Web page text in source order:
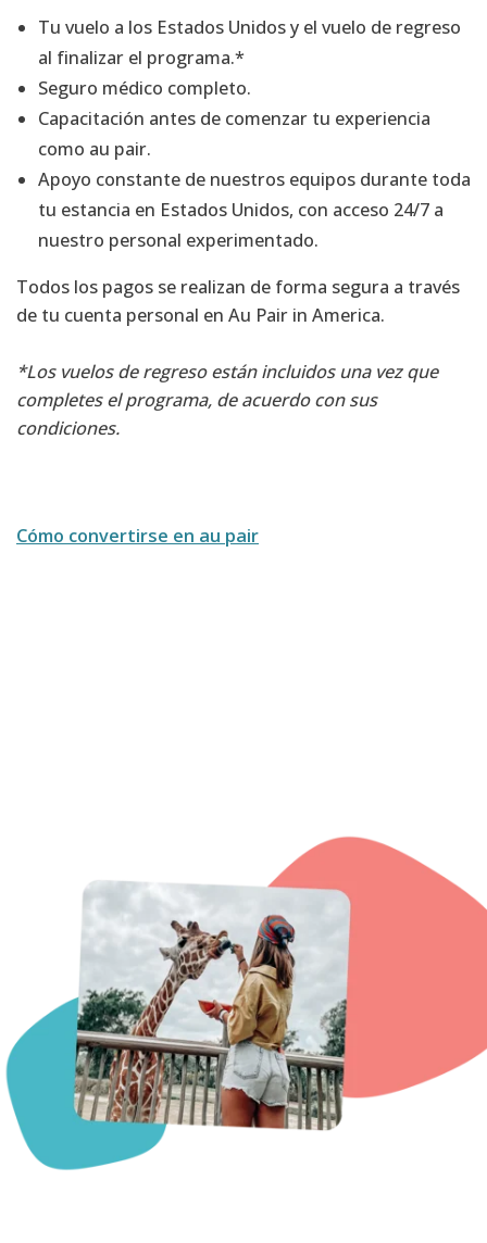
️Tu vuelo a los Estados Unidos y el vuelo de regreso
al finalizar el programa.*
Seguro médico completo.
Capacitación antes de comenzar tu experiencia
como au pair.
Apoyo constante de nuestros equipos durante toda
tu estancia en Estados Unidos, con acceso 24/7 a
nuestro personal experimentado.
Todos los pagos se realizan de forma segura a través
de tu cuenta personal en Au Pair in America.
*Los vuelos de regreso están incluidos una vez que
completes el programa, de acuerdo con sus
condiciones.
Cómo convertirse en au pair